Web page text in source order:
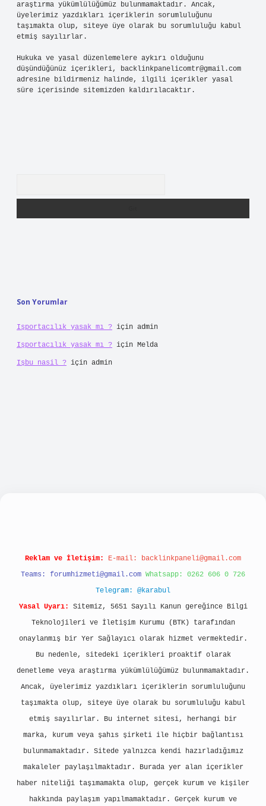
araştırma yükümlülüğümüz bulunmamaktadır. Ancak,
üyelerimiz yazdıkları içeriklerin sorumluluğunu
taşımakta olup, siteye üye olarak bu sorumluluğu kabul
etmiş sayılırlar.
Hukuka ve yasal düzenlemelere aykırı olduğunu
düşündüğünüz içerikleri, backlinkpanelicomtr@gmail.com
adresine bildirmeniz halinde, ilgili içerikler yasal
süre içerisinde sitemizden kaldırılacaktır.
Son Yorumlar
Işportacılık yasak mı ? için admin
Işportacılık yasak mı ? için Melda
Işbu nasil ? için admin
Reklam ve İletişim: E-mail: backlinkpaneli@gmail.com
Teams: forumhizmeti@gmail.com Whatsapp: 0262 606 0 726
Telegram: @karabul
Yasal Uyarı:
Sitemiz, 5651 Sayılı Kanun gereğince Bilgi
Teknolojileri ve İletişim Kurumu (BTK) tarafından
onaylanmış bir Yer Sağlayıcı olarak hizmet vermektedir.
Bu nedenle, sitedeki içerikleri proaktif olarak
denetleme veya araştırma yükümlülüğümüz bulunmamaktadır.
Ancak, üyelerimiz yazdıkları içeriklerin sorumluluğunu
taşımakta olup, siteye üye olarak bu sorumluluğu kabul
etmiş sayılırlar. Bu internet sitesi, herhangi bir
marka, kurum veya şahıs şirketi ile hiçbir bağlantısı
bulunmamaktadır. Sitede yalnızca kendi hazırladığımız
makaleler paylaşılmaktadır. Burada yer alan içerikler
haber niteliği taşımamakta olup, gerçek kurum ve kişiler
hakkında paylaşım yapılmamaktadır. Gerçek kurum ve